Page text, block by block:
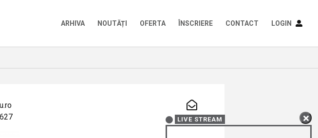
ARHIVA NOUTĂȚI OFERTA ÎNSCRIERE CONTACT LOGIN
LIVE STREAM